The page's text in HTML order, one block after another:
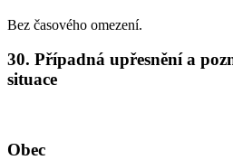
Bez časového omezení.
30. Případná upřesnění a
situace
Obec